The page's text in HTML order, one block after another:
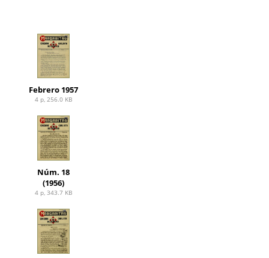
Febrero 1957
4 p, 256.0 KB
Núm. 18
(1956)
4 p, 343.7 KB